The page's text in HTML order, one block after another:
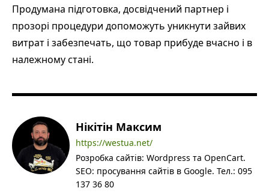
Продумана підготовка, досвідчений партнер і
прозорі процедури допоможуть уникнути зайвих
витрат і забезпечать, що товар прибуде вчасно і в
належному стані.
Нікітін Максим
https://westua.net/
Розробка сайтів: Wordpress та OpenCart.
SEO: просування сайтів в Google. Тел.: 095
137 36 80